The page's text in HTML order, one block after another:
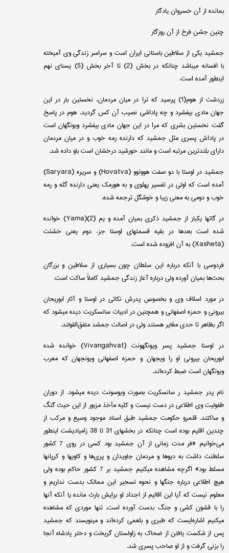
بمانده از آن خسروان یادگار
چنین جشن فرخ از آن روزگار
جمشید یكی از سلاطین باستانی ایران است و سراسر زندگی وی آمیخته
با افسانه میباشد چنانكه در بخش (2) تا آخر بخش (5) یسنای نهم
اینطور آمده است.
زردشت از هوم(1) پرسید كه ترا در میان مردمان، نخستین بار در این
جهان مادی بیفشرد و چه پاداشی نصیب آن كس گردید. هوم در پاسخ
گفت: نخستین بشری كه مرا در این جهان مادی بیفشرد ویونگهان است
در پاداش پسری مثل جمشید كه دارنده رمه خوب و در میان مردمان
دارای بلندترین مرتبه است و مانند خورشید درخشان است باو داده شد.
جمشید در اوستا با دو صفت هووتوو (Hovatva) و سریره (Saryara
)
آمده است كه اولی در تفسیر پهلوی و به هورمك یعنی دارنده گله و رمه
خوب و دومی به معنی زیبا و خوشگل ترجمه شده.
در گاتها یكبار از جمشید ذكری بمیان آمده و یم (Yama)(2) خوانده
شده است بعدها در بقیه قسمتهای اوستا جزء دوم یعنی خشئت
(
Xasheta) به آن افزوده شده است.
فردوسی با آنكه درباره این سلطان چون بسیاری از سلاطین و بزرگان
بحث‌ها بمیان آورده ولی درباره آغاز زندگی جمشید كاملاً ساكت است.
در مورد اسلاف وی و بخصوص پدرش نكاتی در اوستا و آثار ابوریحان
بیرونی و حمزه اصفهانی و همچنین در ادبیات سانسكریت دیده میشود كه
اگر بظاهر تا حدی مغایر هستند ولی در اصالت جمشد متفق‌القولند.
در اوستا جمشید پسر ویونگهونت (Vivangahvat) خوانده شده
ابوریحان بیرونی او را ویجهان و حمزه اصفهانی ویونجهان كه معرب
ویونگهان است ضبط كرده‌اند.
نام پدر جمشید ر سانسكریت بصورت ویوسونت دیده میشود. از دوران
طفولیت وی اطلاعی در دست نیست و كلیه مآخذ مزبور از این حیث گنگ
و ساكتند. قلمرو حكومت جمشید طبق اسناد موجود وسیع و مركب از
چندین اقلیم بوده است چنانكه در بخشهای 31 تا 38 زامیادیشت اینطور
می‌خوانیم «فر مدت زمانی از آن جمشید بود كسی در روی 7 كشور
سلطنت داشت به دیوها و مردمان جاویدان و پری‌ها و كاویها و كرپانها
مسلط بود» اگرچه مشاهده میكنیم جمشید بر 7 كشور حاكم بوده ولی
هیچ اطلاعی درباره جنگها و نحوه تسخیر این ممالك بدست نداریم و
معلوم نیست كه آیا این اقالیم از اجداد او برایش بارث مانده یا آنكه آنها
را با قشون كشی و جنگ بدست آورده است. تنها موردی كه مشاهده
میكنیم اشاره‌ایست كه طبری و بلعمی كرده‌اند و مینویسند كه جمشید
پس از شكست یافتن از ضحاك به زاولستان گریخت و دختر پادشاه آنجا
را بزنی گرفت و از او صاحب پسری شد.